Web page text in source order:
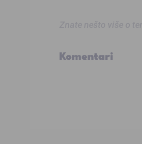
Komentari